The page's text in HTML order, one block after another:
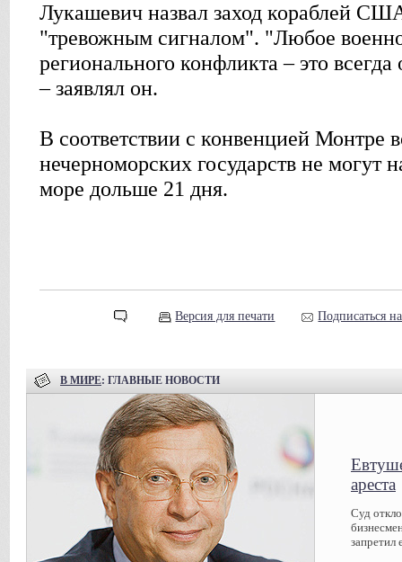
Лукашевич назвал заход кораблей
"тревожным сигналом". "Любое
регионального конфликта – это
– заявлял он.
В соответствии с конвенцией Монтре
нечерноморских государств не могут
море дольше 21 дня.
Версия для печати Подписаться
В МИРЕ: ГЛАВНЫЕ НОВОСТИ
ареста
Суд
запретил